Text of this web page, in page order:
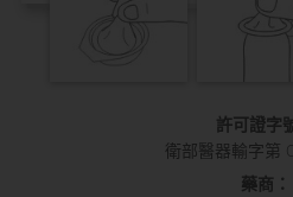
許可證字
衛部醫器輸字第
藥商：